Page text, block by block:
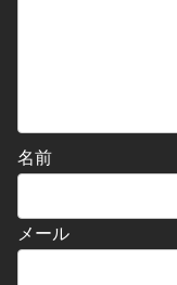
名前
メール